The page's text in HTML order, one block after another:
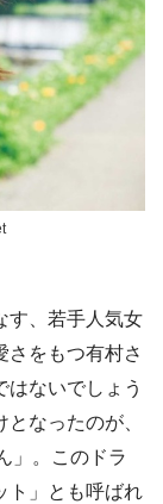
す、若手人気女
さをもつ有村さ
はないでしょう
なったのが、
」。このドラ
ト」とも呼ばれ